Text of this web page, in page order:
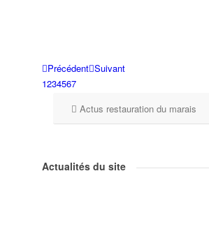
Précédent Suivant
1234567
Actus restauration du marais
Actualités du site